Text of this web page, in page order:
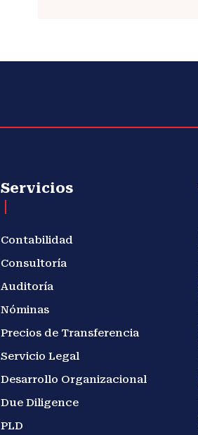
Servicios
Contabilidad
Consultoría
Auditoría
Nóminas
Precios de Transferencia
Servicio Legal
Desarrollo Organizacional
Due Diligence
PLD